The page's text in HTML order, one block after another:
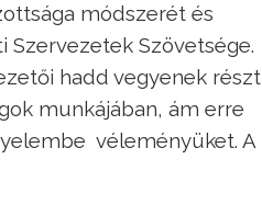
módszerét és
Szervezetek Szövetsége.
hadd vegyenek részt
munkájában, ám erre
véleményüket. A